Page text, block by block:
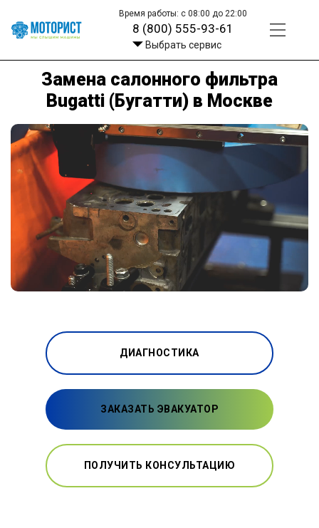
Время работы: с 08:00 до 22:00
8 (800) 555-93-61
Выбрать сервис
Замена салонного фильтра
Bugatti (Бугатти) в Москве
ДИАГНОСТИКА
ЗАКАЗАТЬ ЭВАКУАТОР
ПОЛУЧИТЬ КОНСУЛЬТАЦИЮ